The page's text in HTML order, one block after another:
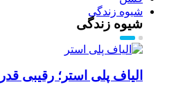
شیوه زندگی
شیوه زندگی
الیاف پلی استر؛ رقیبی